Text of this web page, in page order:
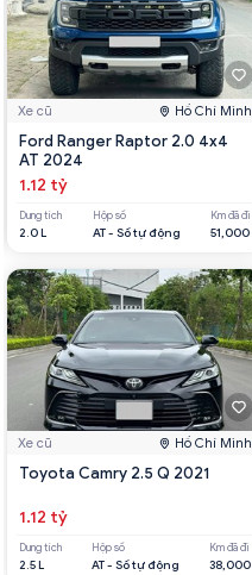
Xe cũ Hồ Chí Minh
Ford Ranger Raptor 2.0 4x4
AT 2024
1.12 tỷ
Dung tích
2.0 L
Hộp số
AT - Số tự động
Km đã đi
51,000
Xe cũ Hồ Chí Minh
Toyota Camry 2.5 Q 2021
1.12 tỷ
Dung tích
2.5 L
Hộp số
AT - Số tự động
Km đã đi
38,000